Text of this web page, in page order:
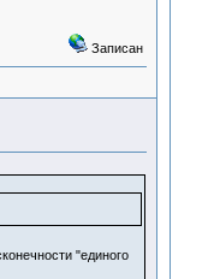
Записан
"единого